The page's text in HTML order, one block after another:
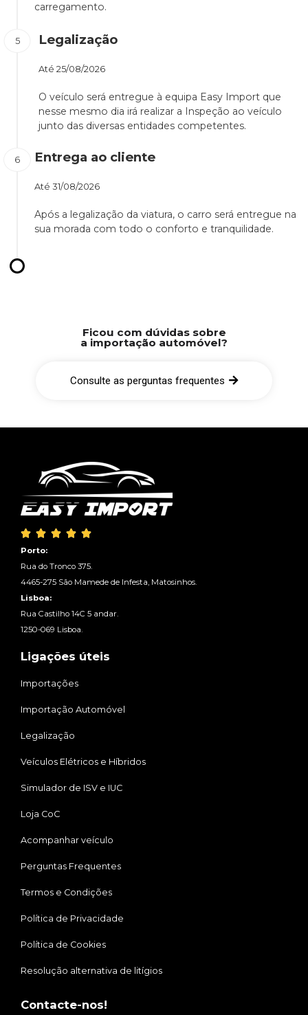
carregamento.
Legalização
Até 25/08/2026
O veículo será entregue à equipa Easy Import que
nesse mesmo dia irá realizar a Inspeção ao veículo
junto das diversas entidades competentes.
Entrega ao cliente
Até 31/08/2026
Após a legalização da viatura, o carro será entregue na
sua morada com todo o conforto e tranquilidade.
Ficou com dúvidas sobre
a importação automóvel?
Consulte as perguntas frequentes
    
Porto:
Rua do Tronco 375.
4465-275 São Mamede de Infesta, Matosinhos.
Lisboa:
Rua Castilho 14C 5 andar.
1250-069 Lisboa.
Ligações úteis
Importações
Importação Automóvel
Legalização
Veículos Elétricos e Híbridos
Simulador de ISV e IUC
Loja CoC
Acompanhar veículo
Perguntas Frequentes
Termos e Condições
Política de Privacidade
Política de Cookies
Resolução alternativa de litígios
Contacte-nos!